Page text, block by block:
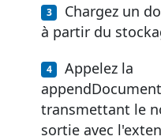
Chargez un
à partir du
Appelez la
transmettant le
sortie avec